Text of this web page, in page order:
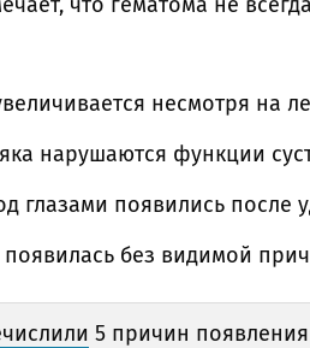
несмотря на
нарушаются функции
глазами появились после
появилась без видимой
5 причин